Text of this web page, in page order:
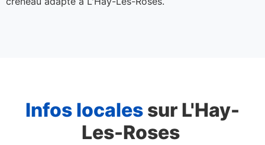
Infos locales sur L'Hay-
Les-Roses